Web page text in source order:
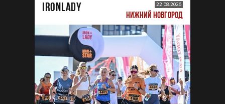
IRONLADY 22.08.2026
НИЖНИЙ НОВГОРОД